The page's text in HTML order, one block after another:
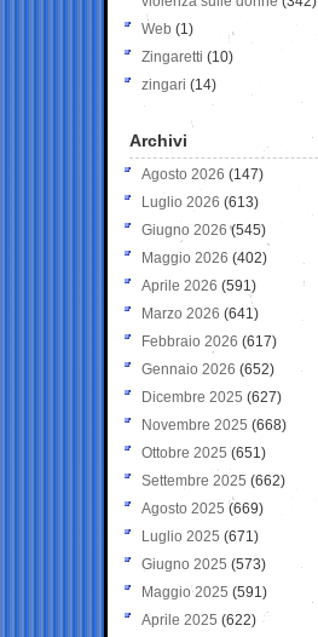
Web (1)
Zingaretti (10)
zingari (14)
Archivi
Agosto 2026 (147)
Luglio 2026 (613)
Giugno 2026 (545)
Maggio 2026 (402)
Aprile 2026 (591)
Marzo 2026 (641)
Febbraio 2026 (617)
Gennaio 2026 (652)
Dicembre 2025 (627)
Novembre 2025 (668)
Ottobre 2025 (651)
Settembre 2025 (662)
Agosto 2025 (669)
Luglio 2025 (671)
Giugno 2025 (573)
Maggio 2025 (591)
Aprile 2025 (622)